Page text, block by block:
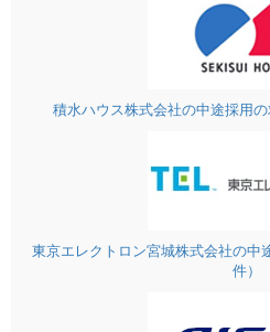
積水ハウス株式会社の中途採用の
東京エレクトロン宮城株式会社の中
件）